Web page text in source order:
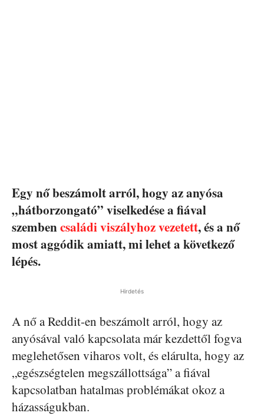
Egy nő beszámolt arról, hogy az anyósa
„hátborzongató” viselkedése a fiával
szembencsaládi viszályhoz vezetett, és a nő
most aggódik amiatt, mi lehet a következő
lépés.
Hirdetés
A nő a Reddit-en beszámolt arról, hogy az
anyósával való kapcsolata már kezdettől fogva
meglehetősen viharos volt, és elárulta, hogy az
„egészségtelen megszállottsága” a fiával
kapcsolatban hatalmas problémákat okoz a
házasságukban.